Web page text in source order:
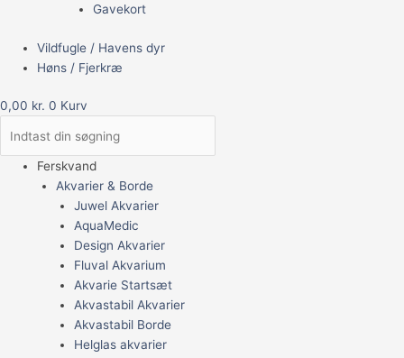
Gavekort
Vildfugle / Havens dyr
Høns / Fjerkræ
0,00 kr. 0 Kurv
Ferskvand
Akvarier & Borde
Juwel Akvarier
AquaMedic
Design Akvarier
Fluval Akvarium
Akvarie Startsæt
Akvastabil Akvarier
Akvastabil Borde
Helglas akvarier